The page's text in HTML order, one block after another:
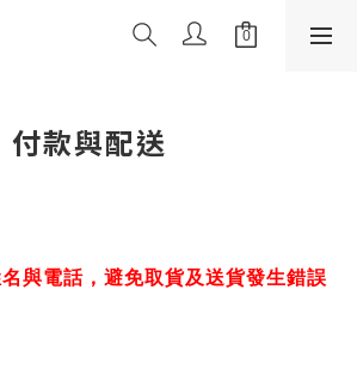
付款與配送
與電話，避免取貨及送貨發生錯誤